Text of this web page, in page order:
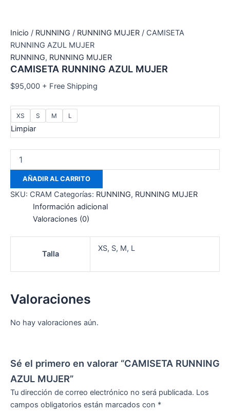
Inicio / RUNNING / RUNNING MUJER / CAMISETA
RUNNING AZUL MUJER
RUNNING, RUNNING MUJER
CAMISETA RUNNING AZUL MUJER
$95,000 + Free Shipping
XS S M L
Limpiar
AÑADIR AL CARRITO
SKU: CRAM Categorías: RUNNING, RUNNING MUJER
Información adicional
Valoraciones (0)
Talla
XS, S, M, L
Valoraciones
No hay valoraciones aún.
Sé el primero en valorar “CAMISETA RUNNING
AZUL MUJER”
Tu dirección de correo electrónico no será publicada. Los
campos obligatorios están marcados con *